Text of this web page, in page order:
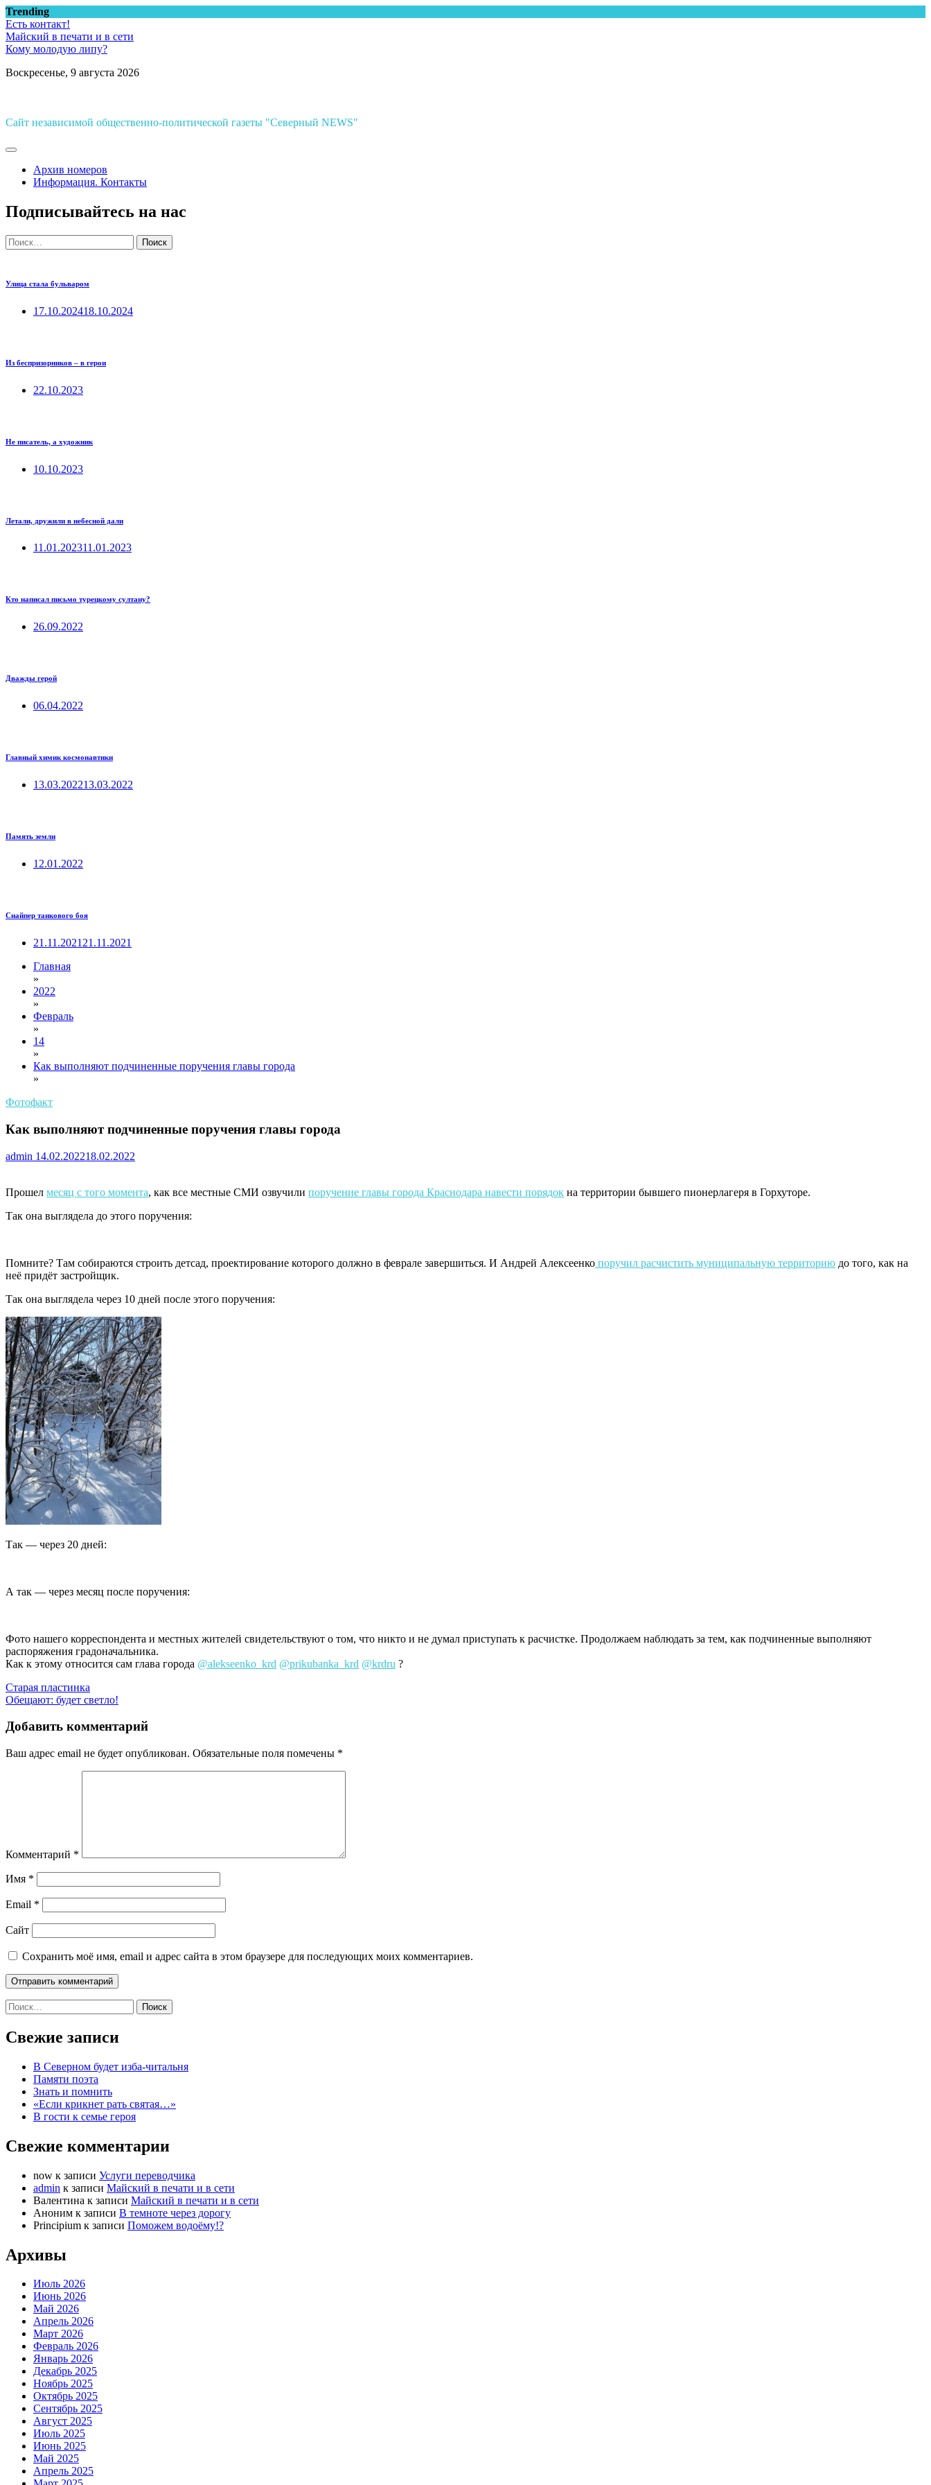
Перейти
к
содержимому
Trending
Есть контакт!
Майский в печати и в сети
Кому молодую липу?
Воскресенье, 9 августа 2026
Сайт независимой общественно-политической газеты "Северный NEWS"
Архив номеров
Информация. Контакты
Подписывайтесь на нас
Найти:
Улица стала бульваром
17.10.202418.10.2024
Из беспризорников – в герои
22.10.2023
Не писатель, а художник
10.10.2023
Летали, дружили в небесной дали
11.01.202311.01.2023
Кто написал письмо турецкому султану?
26.09.2022
Дважды герой
06.04.2022
Главный химик космонавтики
13.03.202213.03.2022
Память земли
12.01.2022
Снайпер танкового боя
21.11.2021 21.11.2021
Главная
»
2022
»
Февраль
»
14
»
Как выполняют подчиненные поручения главы города
»
Фотофакт
Как выполняют подчиненные поручения главы города
admin 14.02.202218.02.2022
Прошел месяц с того момента, как все местные СМИ озвучили поручение главы города Краснодара навести порядок на территории бывшего пионерлагеря в Горхуторе.
Так она выглядела до этого поручения:
Помните? Там собираются строить детсад, проектирование которого должно в феврале завершиться. И Андрей Алексеенко поручил расчистить муниципальную территорию до того, как на
неё придёт застройщик.
Так она выглядела через 10 дней после этого поручения:
Так — через 20 дней:
А так — через месяц после поручения:
Фото нашего корреспондента и местных жителей свидетельствуют о том, что никто и не думал приступать к расчистке. Продолжаем наблюдать за тем, как подчиненные выполняют
распоряжения градоначальника.
Как к этому относится сам глава города @alekseenko_krd @prikubanka_krd @krdru ?
Навигация
по
записям
Старая пластинка
Обещают: будет светло!
Добавить комментарий
Ваш адрес email не будет опубликован. Обязательные поля помечены *
Комментарий *
Имя *
Email *
Сайт
Сохранить моё имя, email и адрес сайта в этом браузере для последующих моих комментариев.
Найти:
Свежие записи
В Северном будет изба-читальня
Памяти поэта
Знать и помнить
«Если крикнет рать святая…»
В гости к семье героя
Свежие комментарии
now к записи Услуги переводчика
admin к записи Майский в печати и в сети
Валентина к записи Майский в печати и в сети
Аноним к записи В темноте через дорогу
Principium к записи Поможем водоёму!?
Архивы
Июль 2026
Июнь 2026
Май 2026
Апрель 2026
Март 2026
Февраль 2026
Январь 2026
Декабрь 2025
Ноябрь 2025
Октябрь 2025
Сентябрь 2025
Август 2025
Июль 2025
Июнь 2025
Май 2025
Апрель 2025